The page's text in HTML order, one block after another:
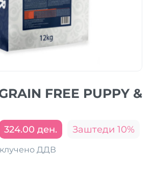
FREE PUPPY &
324.00 ден. Заштеди 10%
ДДВ